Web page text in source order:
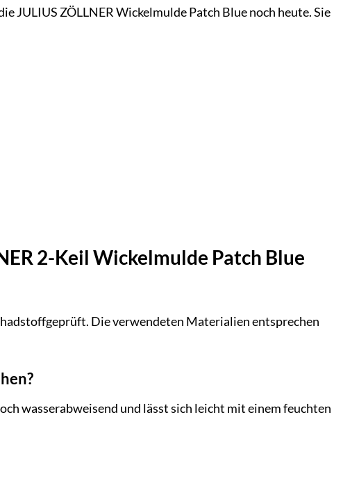
JULIUS ZÖLLNER Wickelmulde Patch Blue noch heute. Sie
2-Keil Wickelmulde Patch Blue
Die verwendeten Materialien entsprechen
wasserabweisend und lässt sich leicht mit einem feuchten